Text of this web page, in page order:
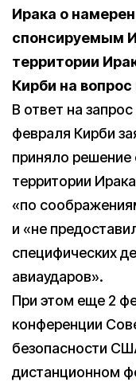
Ирака о
спонсируемым
территории
Кирби на
В ответ на
февраля Кирби
приняло решение
территории
«по
и «не
специфических
авиаударов».
При этом еще 2
конференции
безопасности
дистанционном